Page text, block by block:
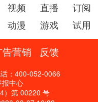
视频 直播
订阅
动漫 游戏 试用
告营销 反馈
：400-052-0066
中心
）第 00220 号